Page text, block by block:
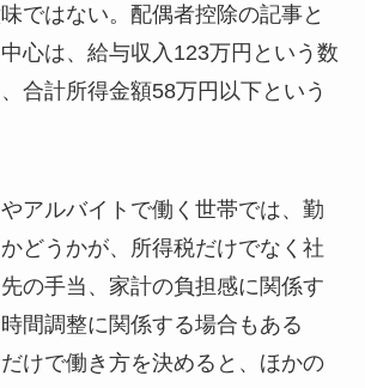
ではない。配偶者控除の記事と
心は、給与収入123万円という数
合計所得金額58万円以下という
アルバイトで働く世帯では、勤
どうかが、所得税だけでなく社
の手当、家計の負担感に関係す
間調整に関係する場合もある
けで働き方を決めると、ほかの